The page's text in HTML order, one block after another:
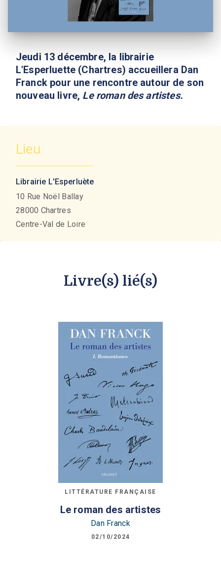
Jeudi 13 décembre, la librairie
L'Esperluette (Chartres) accueillera Dan
Franck pour une rencontre autour de son
nouveau livre, Le roman des artistes.
Lieu
Librairie L'Esperluète
10 Rue Noël Ballay
28000 Chartres
Centre-Val de Loire
Livre(s) lié(s)
LITTÉRATURE FRANÇAISE
Le roman des artistes
Dan Franck
02/10/2024